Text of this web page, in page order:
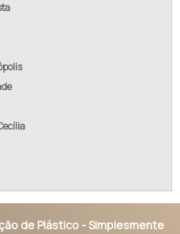
de Plástico - Simplesmente